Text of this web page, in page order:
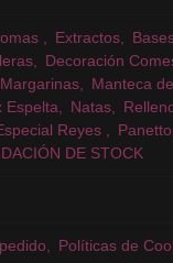
Extractos
Decoración
Margarinas Manteca
Espelta Natas
Reyes
DE STOCK
Políticas de